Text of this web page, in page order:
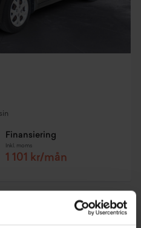
Finansiering
Inkl. moms
1 101 kr/mån